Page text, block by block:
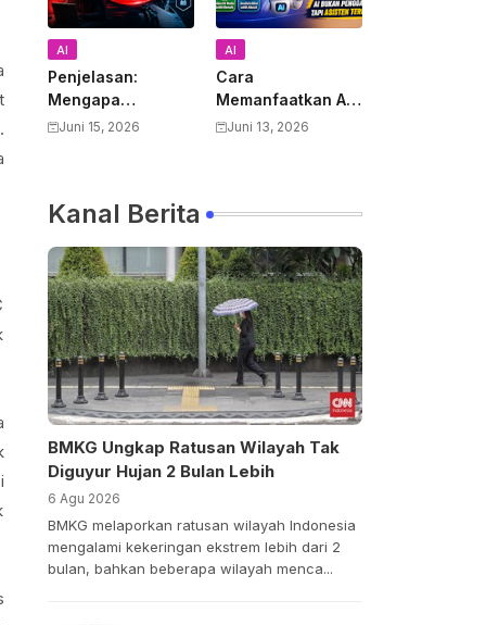
AI
Penjelasan:
Mengapa
Pemerintah AS
Anthropic Claude
Mythos
Juni 15, 2026
AI
Cara
Memanfaatkan AI
untuk Mendukung
Produktivitas dan
Pembelajaran
Juni 13, 2026
Kanal Berita
BMKG Ungkap Ratusan Wilayah Tak
Diguyur Hujan 2 Bulan Lebih
6 Agu 2026
BMKG melaporkan ratusan wilayah Indonesia
mengalami kekeringan ekstrem lebih dari 2
bulan, bahkan beberapa wilayah menca...